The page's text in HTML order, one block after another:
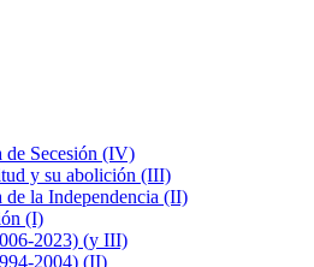
de Secesión (IV)
y su abolición (III)
la Independencia (II)
(I)
2023) (y III)
2004) (II)